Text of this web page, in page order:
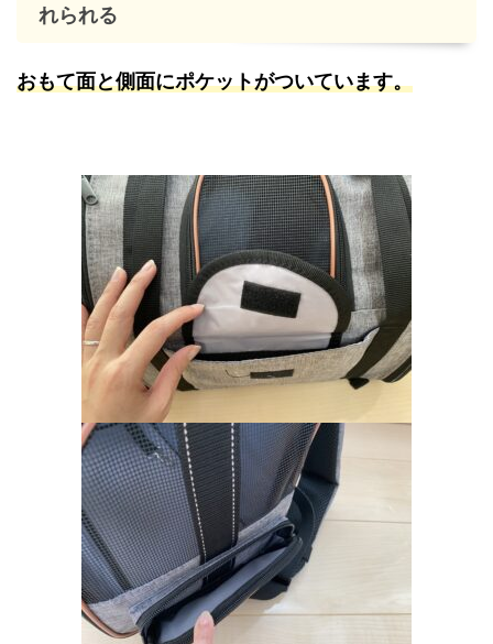
れられる
おもて面と側面にポケットがついています。